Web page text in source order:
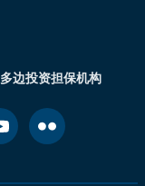
多边投资担保机构